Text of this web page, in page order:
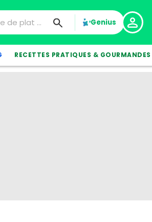
Genius
RECETTES PRATIQUES & GOURMANDES